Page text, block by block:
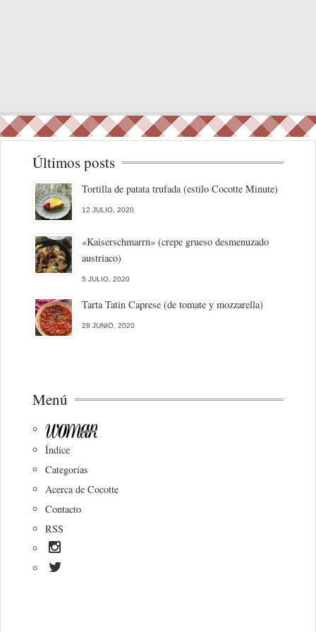
Últimos posts
Tortilla de patata trufada (estilo Cocotte Minute)
12 JULIO, 2020
«Kaiserschmarrn» (crepe grueso desmenuzado
austriaco)
5 JULIO, 2020
Tarta Tatin Caprese (de tomate y mozzarella)
28 JUNIO, 2020
Menú
Índice
Categorías
Acerca de Cocotte
Contacto
RSS